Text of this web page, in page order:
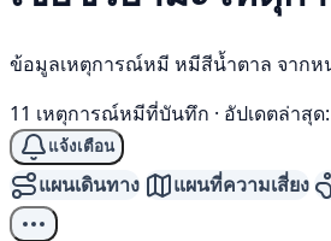
ข้อมูลเหตุการณ์หมี หมีสีน้ำตาล จากห
11 เหตุการณ์หมีที่บันทึก · อัปเดตล่าสุ
แจ้งเตือน
แผนเดินทาง แผนที่ความเสี่ยง